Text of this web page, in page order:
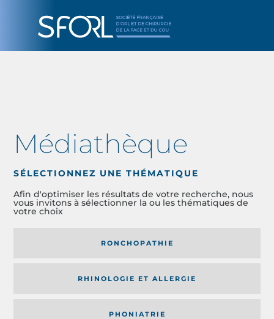
Médiathèque
SÉLECTIONNEZ UNE THÉMATIQUE
Afin d'optimiser les résultats de votre recherche, nous
vous invitons à sélectionner la ou les thématiques de
votre choix
RONCHOPATHIE
RHINOLOGIE ET ALLERGIE
PHONIATRIE